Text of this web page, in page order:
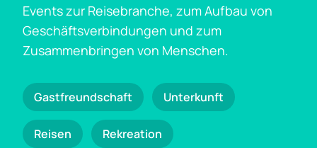
Events zur Reisebranche, zum Aufbau von
Geschäftsverbindungen und zum
Zusammenbringen von Menschen.
Gastfreundschaft Unterkunft
Reisen Rekreation